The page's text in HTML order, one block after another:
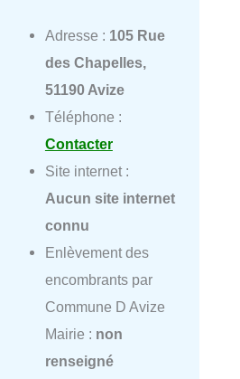
Adresse : 105 Rue
des Chapelles,
51190 Avize
Téléphone :
Contacter
Site internet :
Aucun site internet
connu
Enlèvement des
encombrants par
Commune D Avize
Mairie : non
renseigné